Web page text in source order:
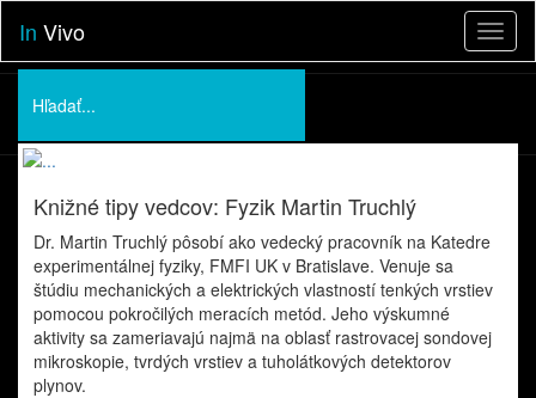
In Vivo
O nás
Knižné tipy vedcov: Fyzik Martin Truchlý
Dr. Martin Truchlý pôsobí ako vedecký pracovník na Katedre
experimentálnej fyziky, FMFI UK v Bratislave. Venuje sa
štúdiu mechanických a elektrických vlastností tenkých vrstiev
pomocou pokročilých meracích metód. Jeho výskumné
aktivity sa zameriavajú najmä na oblasť rastrovacej sondovej
mikroskopie, tvrdých vrstiev a tuholátkových detektorov
plynov.